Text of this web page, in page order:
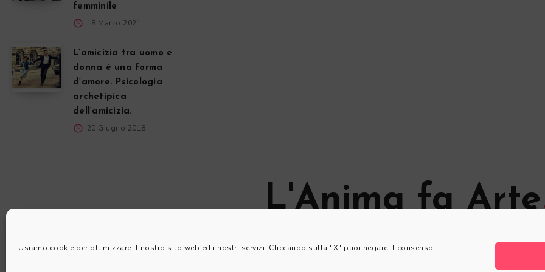
Usiamo cookie per ottimizzare il nostro sito web ed i nostri servizi. Cliccando sulla "X" puoi negare il consenso.
femminile
18 Marzo 2021
L’amicizia tra uomo e
donna è una forma
d’amore. Psicologia
archetipica
dell’amicizia.
20 Giugno 2018
L'Anima fa Arte
© L'Anima fa Arte